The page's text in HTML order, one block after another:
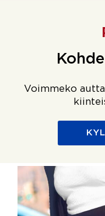
Voimmeko